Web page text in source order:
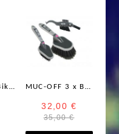
MUC-OFF E-Bike Dry Lube 50 ml Ketjuöljy MUC-OFF 3 x Brush Set harjasetti pyörän pesuun
32,00 €
35,00 €